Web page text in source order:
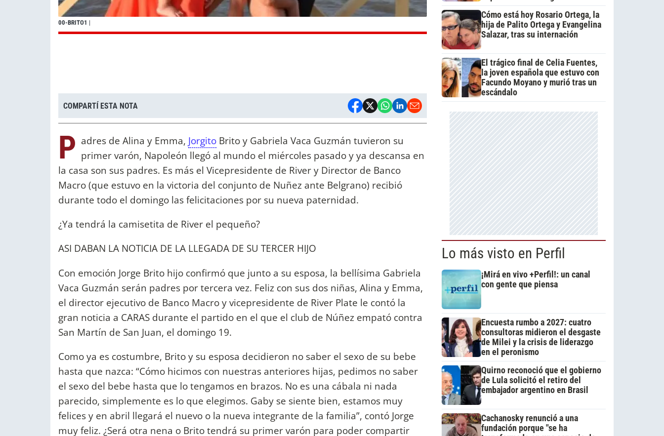
00-BRITO1 |
COMPARTÍ ESTA NOTA
P adres de Alina y Emma, Jorgito Brito y Gabriela Vaca Guzmán tuvieron su
primer varón, Napoleón llegó al mundo el miércoles pasado y ya descansa en
la casa son sus padres. Es más el Vicepresidente de River y Director de Banco
Macro (que estuvo en la victoria del conjunto de Nuñez ante Belgrano) recibió
durante todo el domingo las felicitaciones por su nueva paternidad.
¿Ya tendrá la camisetita de River el pequeño?
ASI DABAN LA NOTICIA DE LA LLEGADA DE SU TERCER HIJO
Con emoción Jorge Brito hijo confirmó que junto a su esposa, la bellísima Gabriela
Vaca Guzmán serán padres por tercera vez. Feliz con sus dos niñas, Alina y Emma,
el director ejecutivo de Banco Macro y vicepresidente de River Plate le contó la
gran noticia a CARAS durante el partido en el que el club de Núñez empató contra
San Martín de San Juan, el domingo 19.
Como ya es costumbre, Brito y su esposa decidieron no saber el sexo de su bebe
hasta que nazca: “Cómo hicimos con nuestras anteriores hijas, pedimos no saber
el sexo del bebe hasta que lo tengamos en brazos. No es una cábala ni nada
parecido, simplemente es lo que elegimos. Gaby se siente bien, estamos muy
felices y en abril llegará el nuevo o la nueva integrante de la familia”, contó Jorge
muy feliz. ¿Será otra nena o Brito tendrá su primer varón para poder compartir
Cómo está hoy Rosario Ortega, la
hija de Palito Ortega y Evangelina
Salazar, tras su internación
El trágico final de Celia Fuentes,
la joven española que estuvo con
Facundo Moyano y murió tras un
escándalo
Lo más visto en Perfil
¡Mirá en vivo +Perfil!: un canal
con gente que piensa
Encuesta rumbo a 2027: cuatro
consultoras midieron el desgaste
de Milei y la crisis de liderazgo
en el peronismo
Quirno reconoció que el gobierno
de Lula solicitó el retiro del
embajador argentino en Brasil
Cachanosky renunció a una
fundación porque "se ha